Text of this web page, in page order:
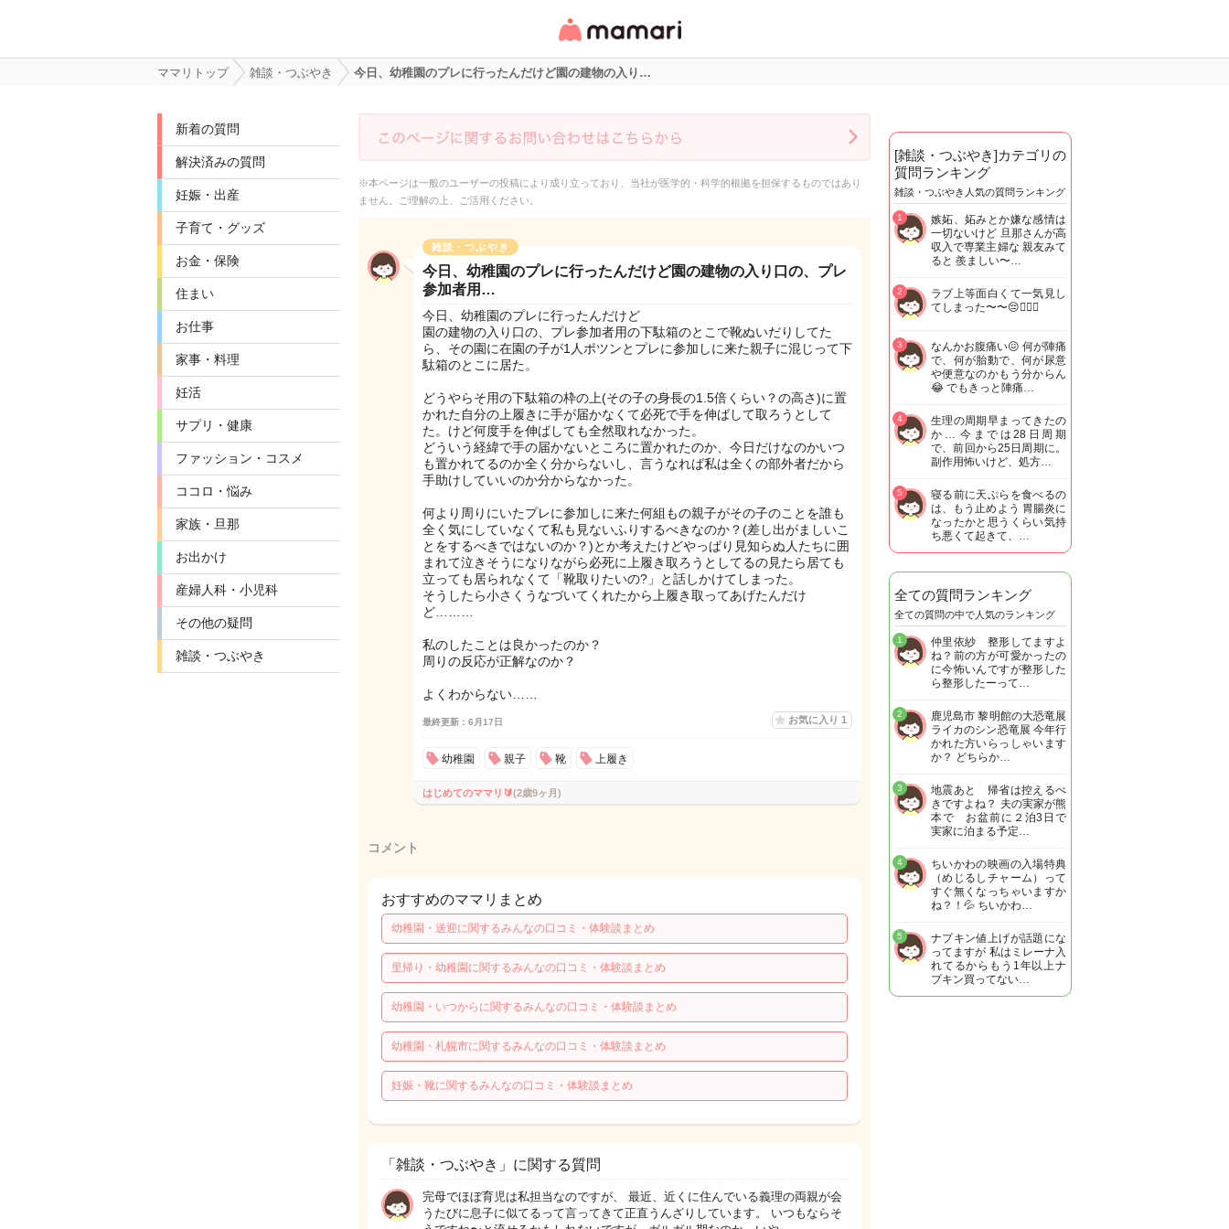
リ・情報サイト
ママリトップ 雑談・つぶやき 今日、幼稚園のプレに行ったんだけど園の建物の入り…
新着の質問
解決済みの質問
妊娠・出産
子育て・グッズ
お金・保険
住まい
お仕事
家事・料理
妊活
サプリ・健康
ファッション・コスメ
ココロ・悩み
家族・旦那
お出かけ
産婦人科・小児科
その他の疑問
雑談・つぶやき
※本ページは一般のユーザーの投稿により成り立っており、当社が医学的・科学的根拠を担保するものではあり
ません。ご理解の上、ご活用ください。
雑談・つぶやき
今日、幼稚園のプレに行ったんだけど園の建物の入り口の、プレ
参加者用…
今日、幼稚園のプレに行ったんだけど
園の建物の入り口の、プレ参加者用の下駄箱のとこで靴ぬいだりしてた
ら、その園に在園の子が1人ポツンとプレに参加しに来た親子に混じって下
駄箱のとこに居た。
どうやらそ用の下駄箱の枠の上(その子の身長の1.5倍くらい？の高さ)に置
かれた自分の上履きに手が届かなくて必死で手を伸ばして取ろうとして
た。けど何度手を伸ばしても全然取れなかった。
どういう経緯で手の届かないところに置かれたのか、今日だけなのかいつ
も置かれてるのか全く分からないし、言うなれば私は全くの部外者だから
手助けしていいのか分からなかった。
何より周りにいたプレに参加しに来た何組もの親子がその子のことを誰も
全く気にしていなくて私も見ないふりするべきなのか？(差し出がましいこ
とをするべきではないのか？)とか考えたけどやっぱり見知らぬ人たちに囲
まれて泣きそうになりながら必死に上履き取ろうとしてるの見たら居ても
立っても居られなくて「靴取りたいの?」と話しかけてしまった。
そうしたら小さくうなづいてくれたから上履き取ってあげたんだけ
ど………
私のしたことは良かったのか？
周りの反応が正解なのか？
よくわからない……
最終更新：6月17日 お気に入り 1
幼稚園 親子 靴 上履き
はじめてのママリ🔰(2歳9ヶ月)
コメント
おすすめのママリまとめ
幼稚園・送迎に関するみんなの口コミ・体験談まとめ
里帰り・幼稚園に関するみんなの口コミ・体験談まとめ
幼稚園・いつからに関するみんなの口コミ・体験談まとめ
幼稚園・札幌市に関するみんなの口コミ・体験談まとめ
妊娠・靴に関するみんなの口コミ・体験談まとめ
「雑談・つぶやき」に関する質問
完母でほぼ育児は私担当なのですが、 最近、近くに住んでいる義理の両親が会
うたびに息子に似てるって言ってきて正直うんざりしています。 いつもならそ
[雑談・つぶやき]カテゴリの
質問ランキング
雑談・つぶやき人気の質問ランキング
嫉妬、妬みとか嫌な感情は
一切ないけど 旦那さんが高
収入で専業主婦な 親友みて
ると 羨ましい〜…
1
ラブ上等面白くて一気見し
てしまった〜〜😔🫩🫶🏼
2
なんかお腹痛い😖 何が陣痛
で、何が胎動で、何が尿意
や便意なのかもう分からん
😂 でもきっと陣痛…
3
生理の周期早まってきたの
か… 今までは28日周期
で、前回から25日周期に。
副作用怖いけど、処方…
4
寝る前に天ぷらを食べるの
は、もう止めよう 胃腸炎に
なったかと思うくらい気持
ち悪くて起きて、…
5
全ての質問ランキング
全ての質問の中で人気のランキング
仲里依紗 整形してますよ
ね？前の方が可愛かったの
に今怖いんですが整形した
ら整形したーって…
1
鹿児島市 黎明館の大恐竜展
ライカのシン恐竜展 今年行
かれた方いらっしゃいます
か？ どちらか…
2
地震あと 帰省は控えるべ
きですよね？ 夫の実家が熊
本で お盆前に２泊3日で
実家に泊まる予定…
3
ちいかわの映画の入場特典
（めじるしチャーム）って
すぐ無くなっちゃいますか
ね？！💦 ちいかわ…
4
ナプキン値上げが話題にな
ってますが 私はミレーナ入
れてるからもう1年以上ナ
プキン買ってない…
5